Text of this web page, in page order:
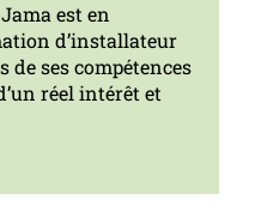
est en
d’installateur
de ses compétences
réel intérêt et